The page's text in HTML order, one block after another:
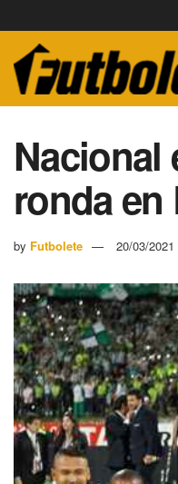
Nacional
ronda
by Futbolete 20/03/2021